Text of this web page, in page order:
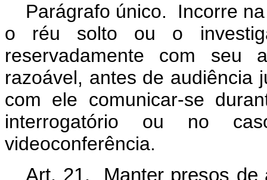
Parágrafo único. Incorre
o réu solto ou o
reservadamente com seu
razoável, antes de audiência
com ele comunicar-se
interrogatório ou no
videoconferência.
Art. 21. Manter presos de